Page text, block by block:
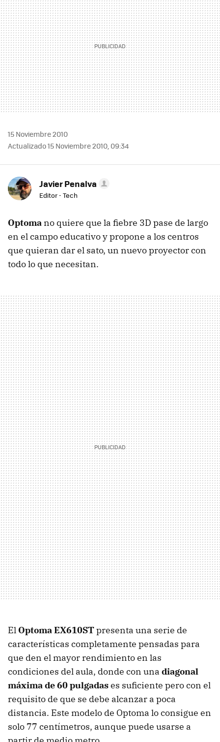
15 Noviembre 2010
Actualizado 15 Noviembre 2010, 09:34
Javier Penalva
Editor - Tech
Optoma no quiere que la fiebre 3D pase de largo
en el campo educativo y propone a los centros
que quieran dar el sato, un nuevo proyector con
todo lo que necesitan.
El Optoma EX610STpresenta una serie de
características completamente pensadas para
que den el mayor rendimiento en las
condiciones del aula, donde con una diagonal
máxima de 60 pulgadases suficiente pero con el
requisito de que se debe alcanzar a poca
distancia. Este modelo de Optoma lo consigue en
solo 77 centímetros, aunque puede usarse a